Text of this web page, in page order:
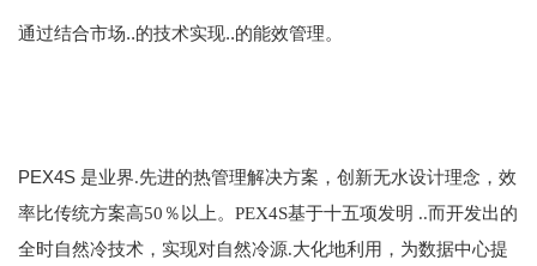
通过结合市场..的技术实现..的能效管理。
PEX4S 是业界.先进的热管理解决方案，创新无水设计理念，效
率比传统方案高50 ％以上。 PEX4S基于十五项发明 ..而开发出的
全时自然冷技术，实现对自然冷源.大化地利用，为数据中心提